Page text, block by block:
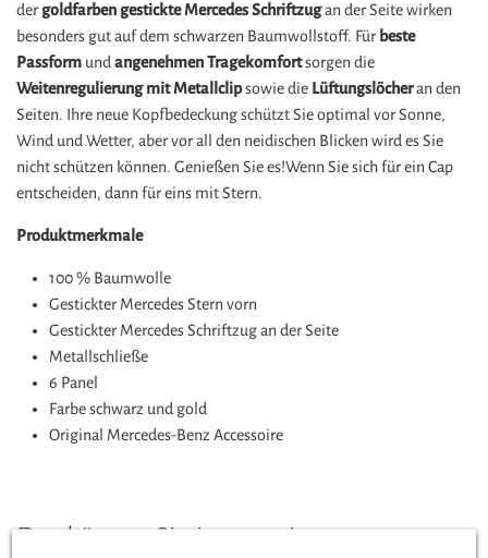
der goldfarben gestickte Mercedes Schriftzugan der Seite wirken
besonders gut auf dem schwarzen Baumwollstoff. Für beste
Passform und angenehmen Tragekomfortsorgen die
Weitenregulierung mit Metallclipsowie die Lüftungslöcheran den
Seiten. Ihre neue Kopfbedeckung schützt Sie optimal vor Sonne,
Wind und Wetter, aber vor all den neidischen Blicken wird es Sie
nicht schützen können. Genießen Sie es!Wenn Sie sich für ein Cap
entscheiden, dann für eins mit Stern.
Produktmerkmale
100 % Baumwolle
Gestickter Mercedes Stern vorn
Gestickter Mercedes Schriftzug an der Seite
Metallschließe
6 Panel
Farbe schwarz und gold
Original Mercedes-Benz Accessoire
Das könnte Sie interessieren